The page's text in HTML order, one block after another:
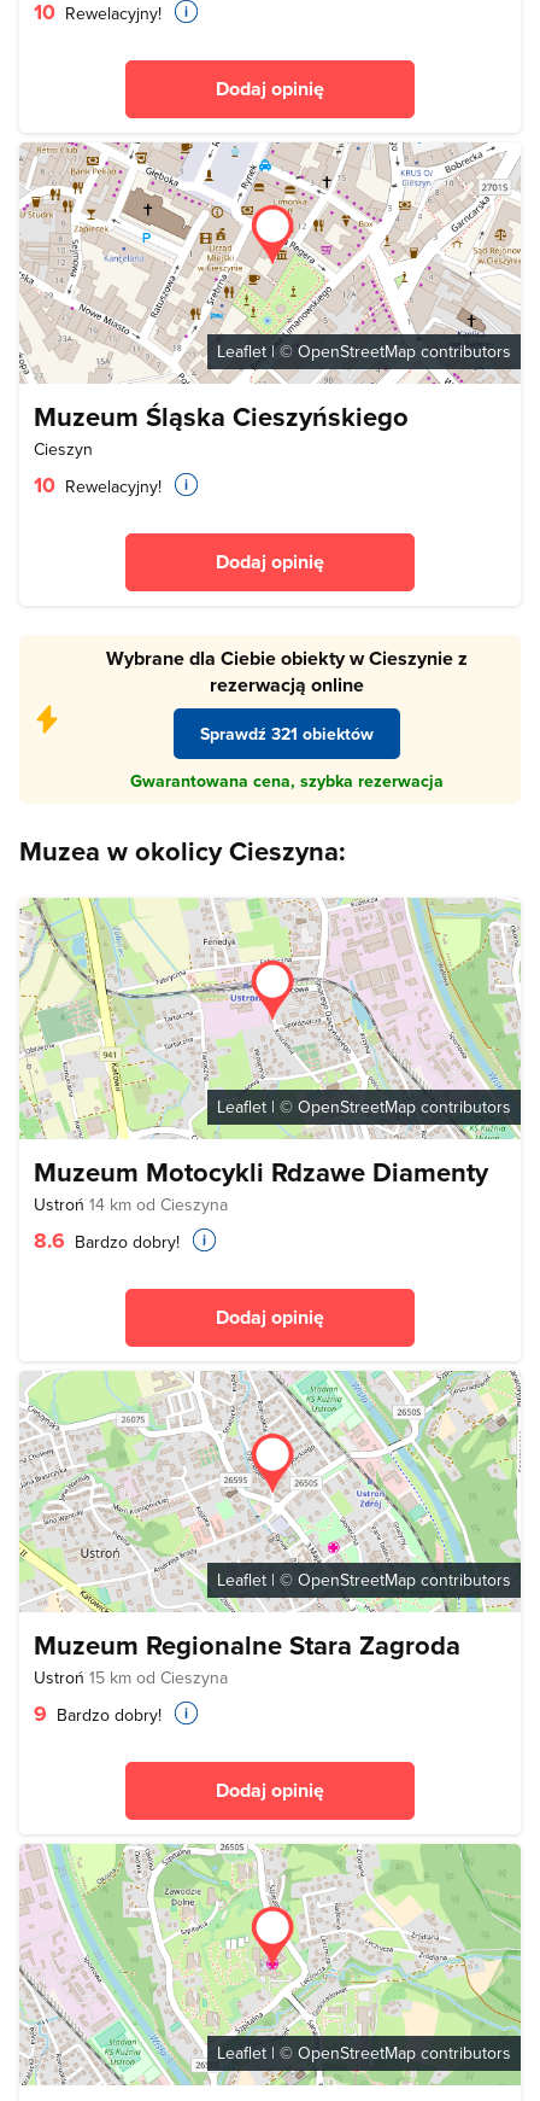
10 Rewelacyjny!
Dodaj opinię
Leaflet| ©OpenStreetMap contributors
Muzeum Śląska Cieszyńskiego
Cieszyn
10 Rewelacyjny!
Dodaj opinię
Wybrane dla Ciebie obiekty w Cieszynie z
rezerwacją online
Sprawdź 321 obiektów
Gwarantowana cena, szybka rezerwacja
Muzea w okolicy Cieszyna:
Leaflet | © OpenStreetMap contributors
Muzeum Motocykli Rdzawe Diamenty
Ustroń 14 km od Cieszyna
8.6 Bardzo dobry!
Dodaj opinię
Leaflet | © OpenStreetMap contributors
Muzeum Regionalne Stara Zagroda
Ustroń 15 km od Cieszyna
9 Bardzo dobry!
Dodaj opinię
Leaflet | © OpenStreetMap contributors